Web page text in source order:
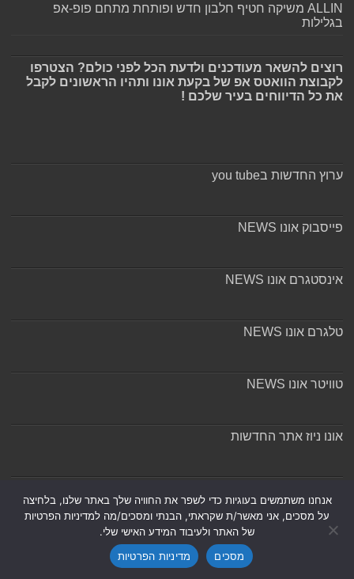
ALLIN משיקה חטיף חלבון חדש ופותחת מתחם פופ-אפ
בגלילות
רוצים להשאר מעודכנים ולדעת הכל לפני כולם? הצטרפו
לקבוצת הוואטס אפ של בקעת אונו ותהיו הראשונים לקבל
את כל הדיווחים בעיר שלכם !
ערוץ החדשות בyou tube
פייסבוק אונו NEWS
אינסטגרם אונו NEWS
טלגרם אונו NEWS
טוויטר אונו NEWS
אונו ניוז אתר החדשות
אנחנו משתמשים בעוגיות כדי לשפר את החוויה שלך באתר שלנו, בלחיצה
על מסכים, אני מאשר/ת שקראתי, הבנתי ומסכים/מה למדיניות הפרטיות
של האתר ולעיבוד המידע האישי שלי.
מסכים
מדיניות הפרטיות